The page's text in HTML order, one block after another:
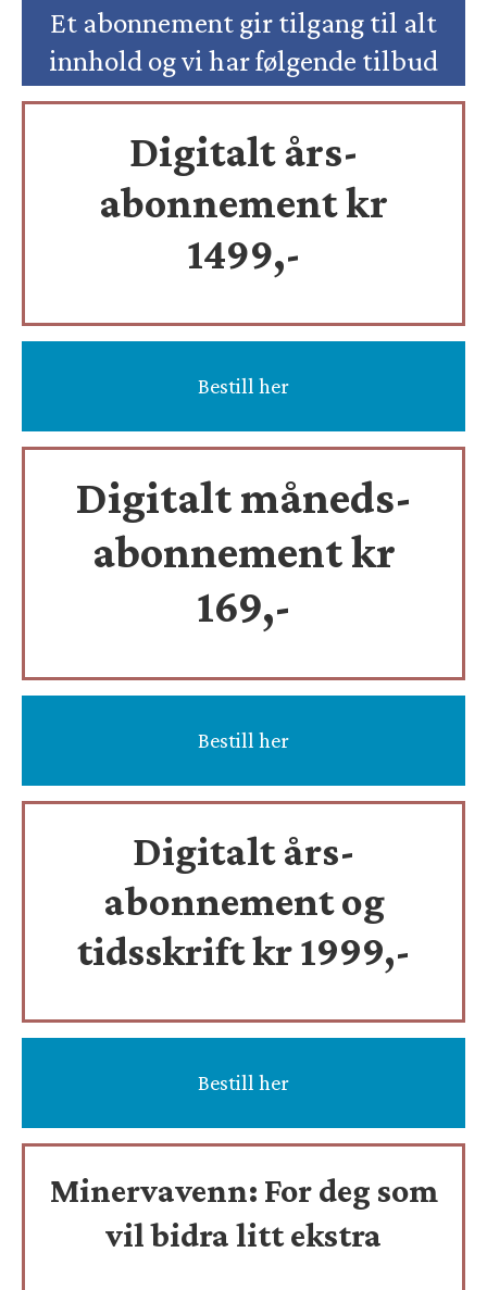
Et abonnement gir tilgang til alt
innhold og vi har følgende tilbud
Digitalt års-
abonnement kr
1499,-
Bestill her
Digitalt måneds-
abonnement kr
169,-
Bestill her
Digitalt års-
abonnement og
tidsskriftkr 1999,-
Bestill her
Minervavenn: For deg som
vil bidra litt ekstra